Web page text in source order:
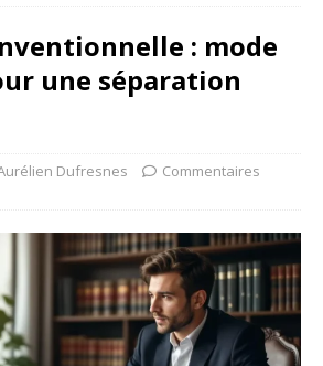
: mode
une séparation
Dufresnes
Commentaires